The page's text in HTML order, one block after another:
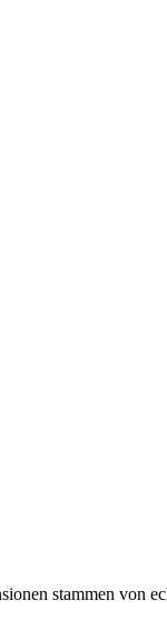
stammen von